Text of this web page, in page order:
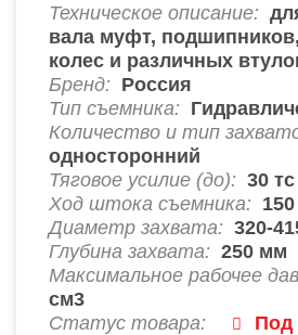
Техническое описание:
вала муфт,
колес и различных
Бренд: Россия
Тип съемника:
Количество и тип
односторонний
Тяговое усилие (до): 30 тс
Ход штока съемника: 150
Диаметр захвата: 320-
Глубина захвата: 250 мм
Максимальное рабочее
см3
Статус товара:
Под